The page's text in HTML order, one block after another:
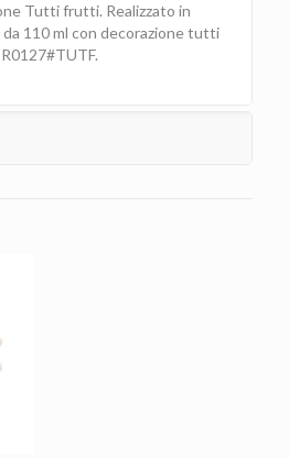
Tutti frutti. Realizzato in
110 ml con decorazione tutti